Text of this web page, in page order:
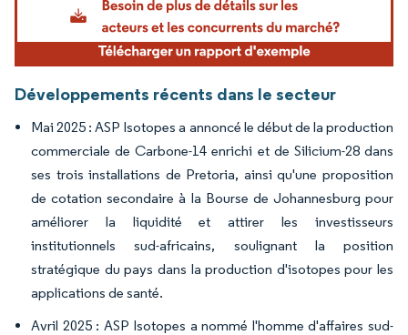
Développements récents dans le secteur
Mai 2025 : ASP Isotopes a annoncé le début de la production
commerciale de Carbone-14 enrichi et de Silicium-28 dans
ses trois installations de Pretoria, ainsi qu'une proposition
de cotation secondaire à la Bourse de Johannesburg pour
améliorer la liquidité et attirer les investisseurs
institutionnels sud-africains, soulignant la position
stratégique du pays dans la production d'isotopes pour les
applications de santé.
Avril 2025 : ASP Isotopes a nommé l'homme d'affaires sud-